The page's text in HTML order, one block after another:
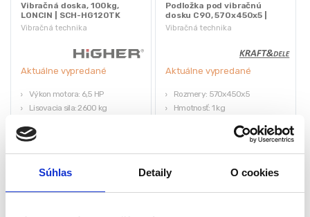
Súhlas Detaily O cookies
Vibračná technika
Vibračná doska, 100kg,
LONCIN | SCH-HG120TK
Aktuálne vypredané
Výkon motora: 6,5 HP
Lisovacia sila: 2600 kg
Maximálny posuv: 20 m/min
590,00€
Vibračná technika
Podložka pod vibračnú
dosku C90, 570x450x5 |
KD1186
Aktuálne vypredané
Rozmery: 570x450x5
Hmotnosť: 1 kg
29,00